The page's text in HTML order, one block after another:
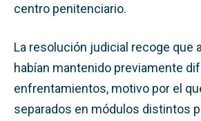
centro penitenciario.
La resolución judicial recoge que
habían mantenido previamente
enfrentamientos, motivo por el
separados en módulos distintos